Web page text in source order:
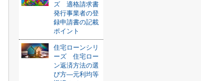
ズ 適格請求書
発行事業者の登
録申請書の記載
ポイント
住宅ローンシリ
ーズ 住宅ロー
ン返済方法の選
び方—元利均等